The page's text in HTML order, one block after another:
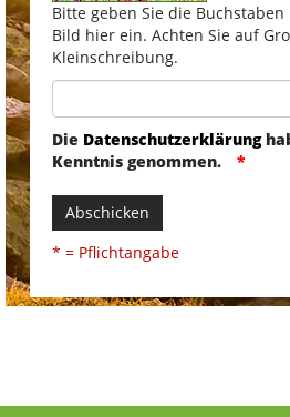
Bitte geben Sie die
Bild hier ein. Achten Sie auf
Kleinschreibung.
Die Datenschutzerklärung
Kenntnis genommen.
Abschicken
* = Pflichtangabe